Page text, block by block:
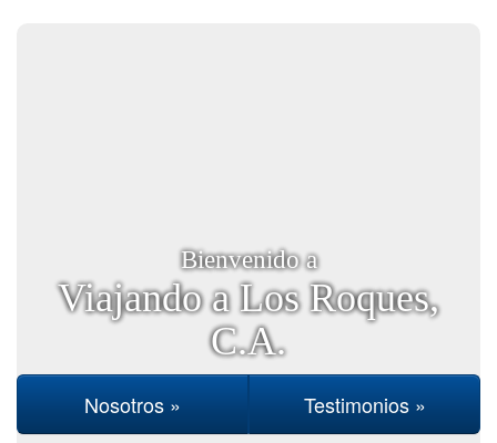
Bienvenido a
Viajando a Los Roques,
C.A.
Nosotros » Testimonios »